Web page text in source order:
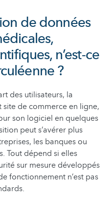
de données
n’est-ce
?
des utilisateurs, la
de commerce en ligne,
son logiciel en quelques
peut s’avérer plus
les banques ou
Tout dépend si elles
sur mesure développés
fonctionnement n’est pas